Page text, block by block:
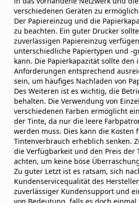
verschiedenen Geräten zu
Der Papiereinzug und die
zu beachten. Ein guter Drucker
zuverlässigen Papiereinzug
unterschiedliche Papiertypen und -
kann. Die Papierkapazität sollte den
Anforderungen entsprechend
sein, um häufiges Nachladen von
Des Weiteren ist es wichtig, die
behalten. Die Verwendung von
verschiedenen Farben ermöglicht
der Tinte, da nur die leere
werden muss. Dies kann die Kosten
Tintenverbrauch erheblich senken.
die Verfügbarkeit und den Preis der
achten, um keine böse
Zu guter Letzt ist es ratsam, sich
Kundenservicequalität des
zuverlässiger Kundensupport und